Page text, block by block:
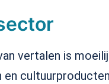
vertalen is
en